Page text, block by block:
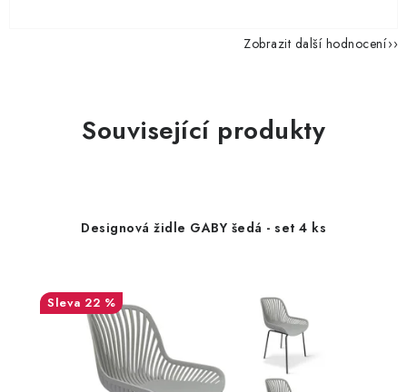
Zobrazit další hodnocení
Související produkty
Designová židle GABY šedá - set 4 ks
22 %